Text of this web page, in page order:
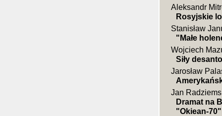
Aleksandr
Rosyjskie
Stanisław
"Małe
Wojciech
Siły
Jarosław
Jan
Dramat na
"Okiean-70"